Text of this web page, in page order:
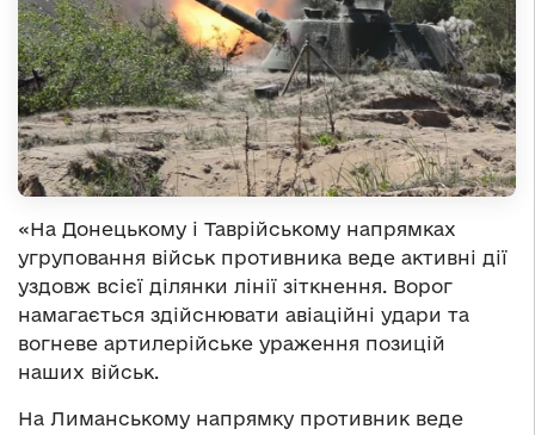
«На Донецькому і Таврійському напрямках
угруповання військ противника веде активні дії
уздовж всієї ділянки лінії зіткнення. Ворог
намагається здійснювати авіаційні удари та
вогневе артилерійське ураження позицій
наших військ.
На Лиманському напрямку противник веде